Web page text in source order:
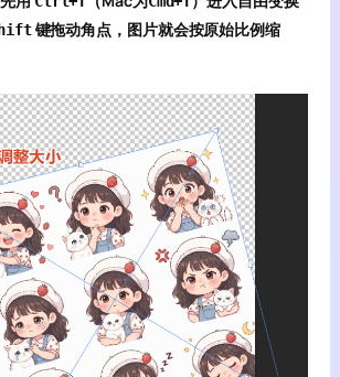
键拖动角点，图片就会按原始比例缩